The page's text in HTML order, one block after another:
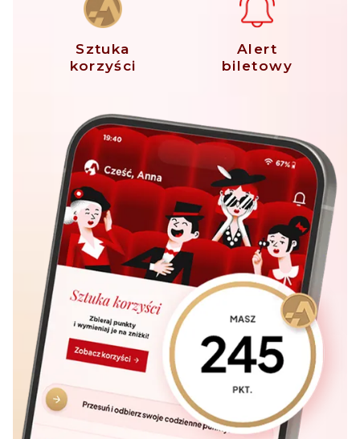
Sztuka
korzyści
Alert
biletowy